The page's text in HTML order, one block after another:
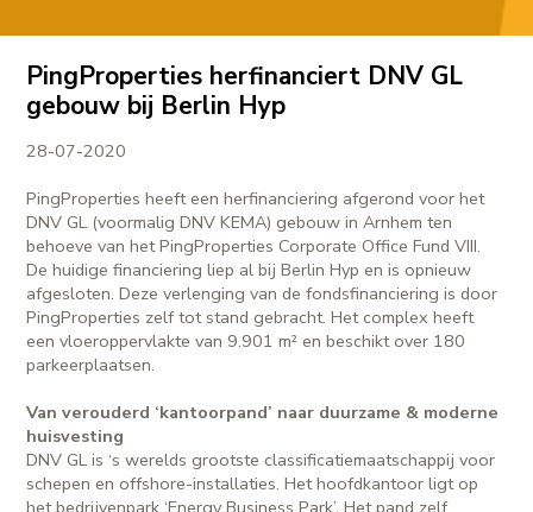
PingProperties herfinanciert DNV GL
gebouw bij Berlin Hyp
28-07-2020
PingProperties heeft een herfinanciering afgerond voor het
DNV GL (voormalig DNV KEMA) gebouw in Arnhem ten
behoeve van het PingProperties Corporate Office Fund VIII.
De huidige financiering liep al bij Berlin Hyp en is opnieuw
afgesloten. Deze verlenging van de fondsfinanciering is door
PingProperties zelf tot stand gebracht. Het complex heeft
een vloeroppervlakte van 9.901 m² en beschikt over 180
parkeerplaatsen.
Van verouderd ‘kantoorpand’ naar duurzame & moderne
huisvesting
DNV GL is ‘s werelds grootste classificatiemaatschappij voor
schepen en offshore-installaties. Het hoofdkantoor ligt op